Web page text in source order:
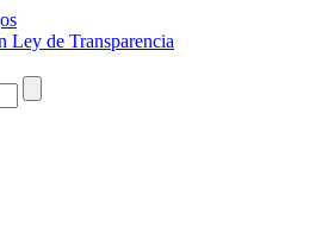
Ley de Transparencia